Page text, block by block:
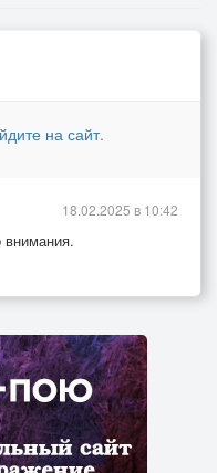
смертей.
принесешь
на сайт.
18.02.2025 в 10:42